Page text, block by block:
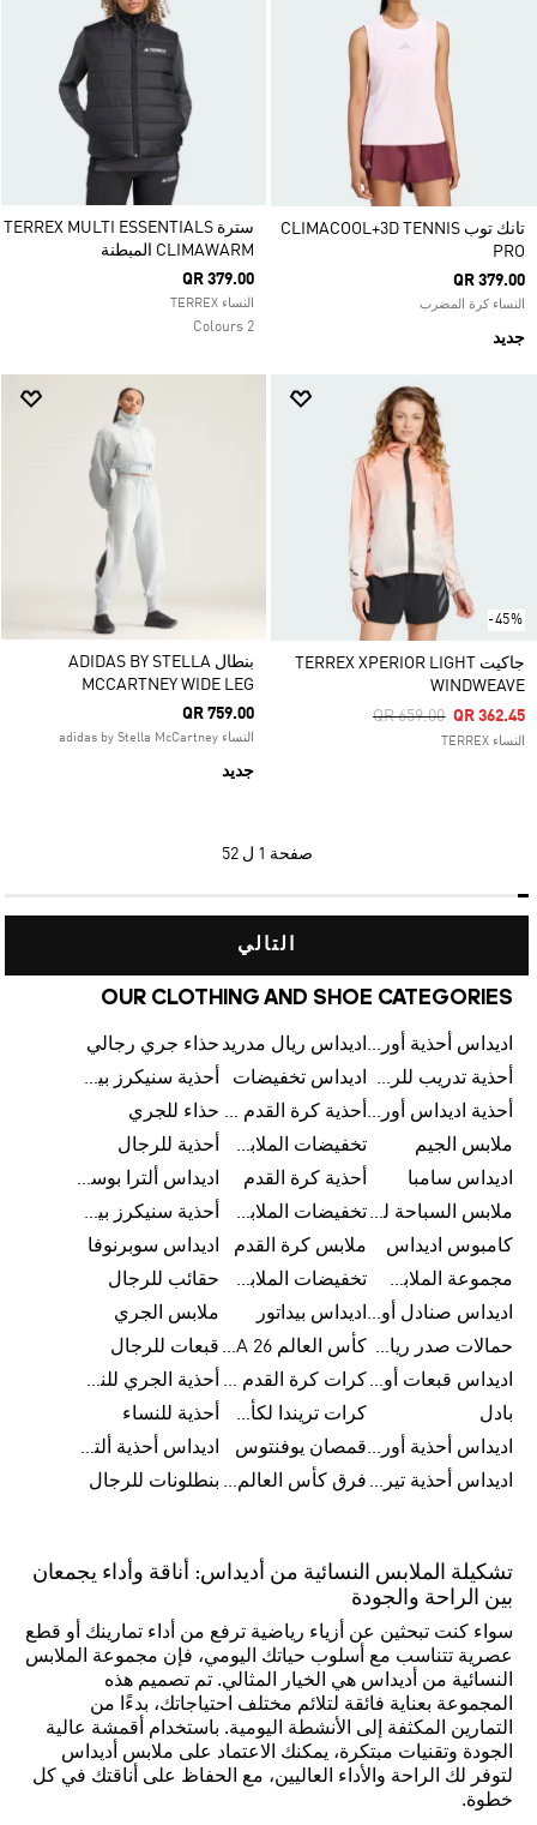
تانك توب CLIMACOOL+3D TENNIS
PRO
QR 379.00
النساء كرة المضرب
جديد
سترة TERREX MULTI ESSENTIALS
CLIMAWARM المبطنة
QR 379.00
النساء TERREX
2 Colours
-45%
جاكيت TERREX XPERIOR LIGHT
WINDWEAVE
Price Reduced From
QR 659.00ToQR 362.45
النساء TERREX
بنطال ADIDAS BY STELLA
MCCARTNEY WIDE LEG
QR 759.00
النساء adidas by Stella McCartney
جديد
صفحة 1 ل 52
التالي
OUR CLOTHING AND SHOE CATEGORIES
اديداس أحذية أورجينالز اديداس ريال مدريد حذاء جري رجالي
أحذية تدريب للرجال
اديداس تخفيضات
أحذية سنيكرز بيضاء للرجال
أحذية اديداس أورجينال للنساء
أحذية كرة القدم للرجال حذاء للجري
ملابس الجيم
تخفيضات الملابس للأطفال
أحذية للرجال
اديداس سامبا
أحذية كرة القدم
اديداس ألترا بوست
ملابس السباحة للرجال
تخفيضات الملابس الرياضية
أحذية سنيكرز بيضاء للرجال
كامبوس اديداس
ملابس كرة القدم
اديداس سوبرنوفا
مجموعة الملابس الرياضية
تخفيضات الملابس للرجال
حقائب للرجال
اديداس صنادل أورجينال للنساء اديداس بيداتور
ملابس الجري
حمالات صدر رياضية
كأس العالم FIFA 26™ قبعات للرجال
اديداس قبعات أورجينال للرجال
كرات كرة القدم للرجال
أحذية الجري للنساء
بادل
كرات تريندا لكأس العالم FIFA 26™
أحذية للنساء
اديداس أحذية أورجينال للرجالقمصان يوفنتوس
اديداس أحذية ألترا بوست للرجال
اديداس أحذية تيريكس
فرق كأس العالم FIFA 26™ بنطلونات للرجال
تشكيلة الملابس النسائية من أديداس: أناقة وأداء يجمعان
بين الراحة والجودة
سواء كنت تبحثين عن أزياء رياضية ترفع من أداء تمارينك أو قطع
عصرية تتناسب مع أسلوب حياتك اليومي، فإن مجموعة الملابس
النسائية من أديداس هي الخيار المثالي. تم تصميم هذه
المجموعة بعناية فائقة لتلائم مختلف احتياجاتك، بدءًا من
التمارين المكثفة إلى الأنشطة اليومية. باستخدام أقمشة عالية
الجودة وتقنيات مبتكرة، يمكنك الاعتماد على ملابس أديداس
لتوفر لك الراحة والأداء العاليين، مع الحفاظ على أناقتك في كل
خطوة.